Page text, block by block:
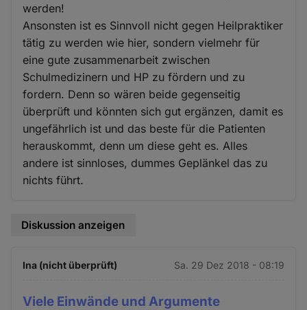
werden!
Ansonsten ist es Sinnvoll nicht gegen Heilpraktiker
tätig zu werden wie hier, sondern vielmehr für
eine gute zusammenarbeit zwischen
Schulmedizinern und HP zu fördern und zu
fordern. Denn so wären beide gegenseitig
überprüft und könnten sich gut ergänzen, damit es
ungefährlich ist und das beste für die Patienten
herauskommt, denn um diese geht es. Alles
andere ist sinnloses, dummes Geplänkel das zu
nichts führt.
Diskussion anzeigen
Ina (nicht überprüft) Sa. 29 Dez 2018 - 08:19
Viele Einwände und Argumente